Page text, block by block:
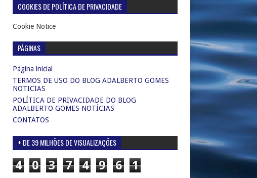
COOKIES DE POLÍTICA DE PRIVACIDADE
Cookie Notice
PÁGINAS
Página inicial
TERMOS DE USO DO BLOG ADALBERTO GOMES
NOTICIAS
POLÍTICA DE PRIVACIDADE DO BLOG
ADALBERTO GOMES NOTÍCIAS
CONTATOS
+ DE 39 MILHÕES DE VISUALIZAÇÕES
4 0 3 7 4 9 6 1